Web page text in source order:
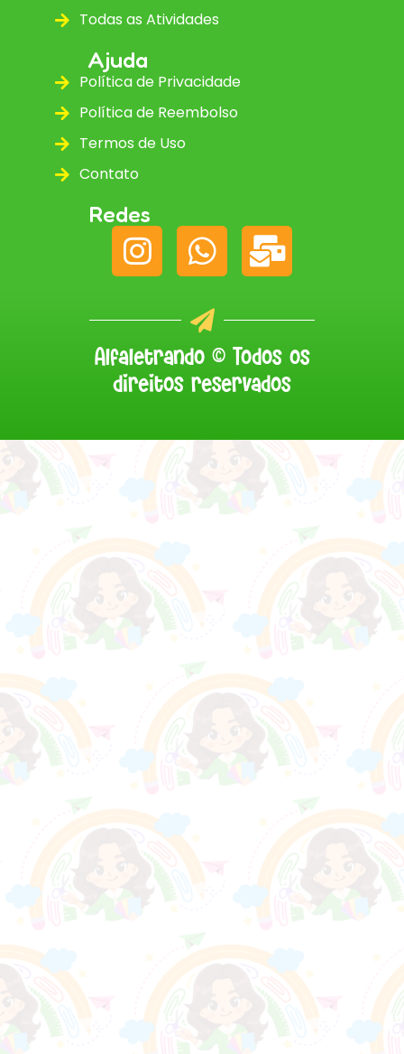
Todas as Atividades
Ajuda
Política de Privacidade
Política de Reembolso
Termos de Uso
Contato
Redes
Alfaletrando © Todos os
direitos reservados